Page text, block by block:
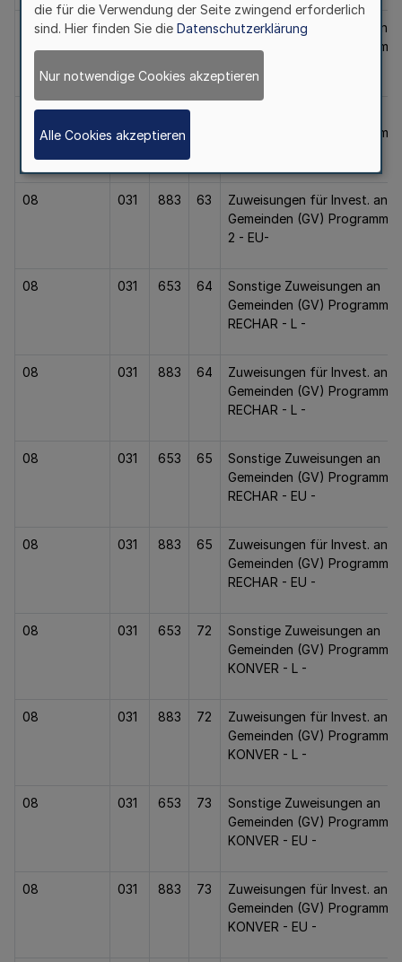
08 031 883 62
Zuweisungen für Invest. an
Gemeinden (GV) Programm
08 031 653
Gemeinden (GV) Programm
08 031 883 63
Zuweisungen für Invest. an
Gemeinden (GV) Programm
2 - EU-
08 031 653 64
Sonstige Zuweisungen an
Gemeinden (GV) Programm
RECHAR - L -
08 031 883 64
Zuweisungen für Invest. an
Gemeinden (GV) Programm
RECHAR - L -
08 031 653 65
Sonstige Zuweisungen an
Gemeinden (GV) Programm
RECHAR - EU -
08 031 883 65
Zuweisungen für Invest. an
Gemeinden (GV) Programm
RECHAR - EU -
08 031 653 72
Sonstige Zuweisungen an
Gemeinden (GV) Programm
KONVER - L -
08 031 883 72
Zuweisungen für Invest. an
Gemeinden (GV) Programm
KONVER - L -
08 031 653 73
Sonstige Zuweisungen an
Gemeinden (GV) Programm
KONVER - EU -
08 031 883 73
Zuweisungen für Invest. an
Gemeinden (GV) Programm
KONVER - EU -
die für die Verwendung der Seite zwingend erforderlich
sind. Hier finden Sie die Datenschutzerklärung
Nur notwendige Cookies akzeptieren
Alle Cookies akzeptieren